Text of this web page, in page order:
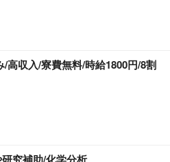
高収入/寮費無料/時給1800円/8割